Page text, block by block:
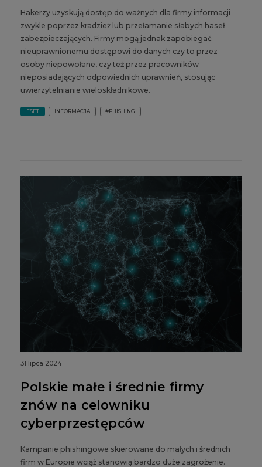
Hakerzy uzyskują dostęp do ważnych dla firmy informacji
zwykle poprzez kradzież lub przełamanie słabych haseł
zabezpieczających. Firmy mogą jednak zapobiegać
nieuprawnionemu dostępowi do danych czy to przez
osoby niepowołane, czy też przez pracowników
nieposiadających odpowiednich uprawnień, stosując
uwierzytelnianie wieloskładnikowe.
ESET INFORMACJA #PHISHING
31 lipca 2024
Polskie małe i średnie firmy
znów na celowniku
cyberprzestępców
Kampanie phishingowe skierowane do małych i średnich
firm w Europie wciąż stanowią bardzo duże zagrożenie.